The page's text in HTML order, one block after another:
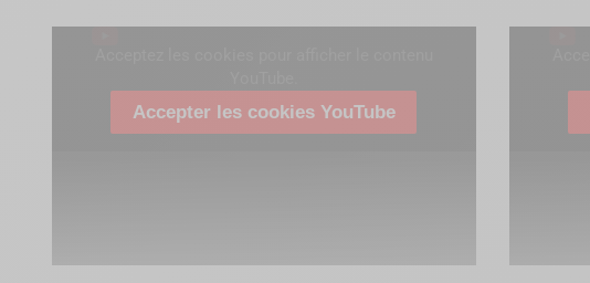
Accepter les cookies YouTube